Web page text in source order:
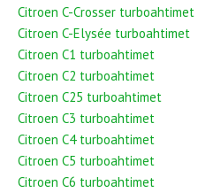
Citroen C-Crosser turboahtimet
Citroen C-Elysée turboahtimet
Citroen C1 turboahtimet
Citroen C2 turboahtimet
Citroen C25 turboahtimet
Citroen C3 turboahtimet
Citroen C4 turboahtimet
Citroen C5 turboahtimet
Citroen C6 turboahtimet